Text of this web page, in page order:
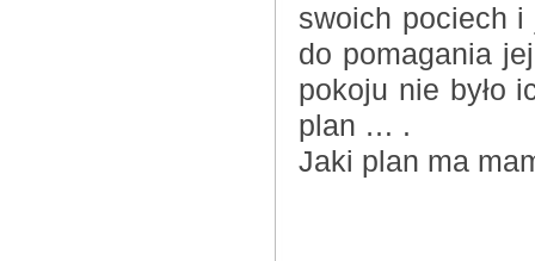
swoich pociech i
do pomagania
pokoju nie było
plan … .
Jaki plan ma